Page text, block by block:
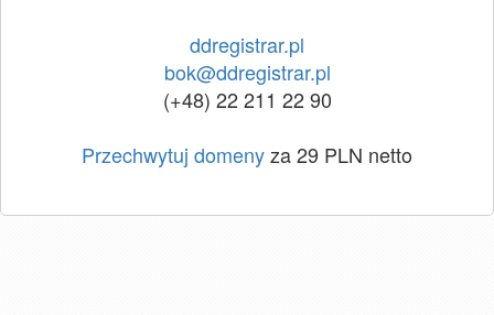
ddregistrar.pl
bok@ddregistrar.pl
(+48) 22 211 22 90
Przechwytuj domenyza 29 PLN netto